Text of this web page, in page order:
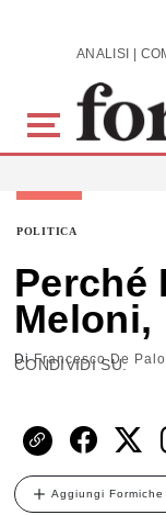
Skip to main
POLITICA
Perché
Meloni,
DiFrancesco De Palo
CONDIVIDI SU:
Aggiungi